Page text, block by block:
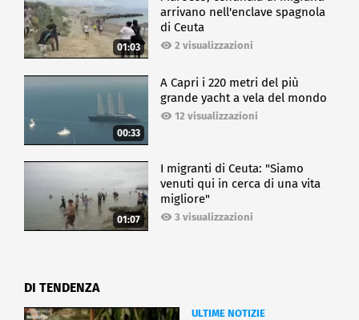
01:03
arrivano nell'enclave spagnola
di Ceuta
2 visualizzazioni
00:33
A Capri i 220 metri del più
grande yacht a vela del mondo
12 visualizzazioni
01:07
I migranti di Ceuta: "Siamo
venuti qui in cerca di una vita
migliore"
3 visualizzazioni
DI TENDENZA
ULTIME NOTIZIE